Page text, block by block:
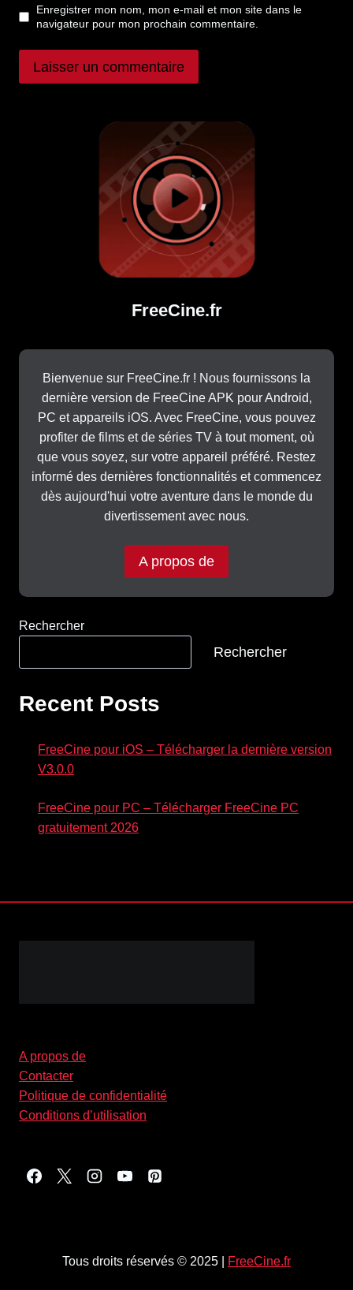
Enregistrer mon nom, mon e-mail et mon site dans le
navigateur pour mon prochain commentaire.
FreeCine.fr
Bienvenue sur FreeCine.fr ! Nous fournissons la
dernière version de FreeCine APK pour Android,
PC et appareils iOS. Avec FreeCine, vous pouvez
profiter de films et de séries TV à tout moment, où
que vous soyez, sur votre appareil préféré. Restez
informé des dernières fonctionnalités et commencez
dès aujourd'hui votre aventure dans le monde du
divertissement avec nous.
A propos de
Rechercher
Rechercher
Recent Posts
FreeCine pour iOS – Télécharger la dernière version
V3.0.0
FreeCine pour PC – Télécharger FreeCine PC
gratuitement 2026
A propos de
Contacter
Politique de confidentialité
Conditions d’utilisation
Tous droits réservés © 2025 | FreeCine.fr